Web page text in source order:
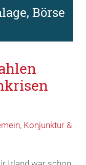
Börse
, Konjunktur &